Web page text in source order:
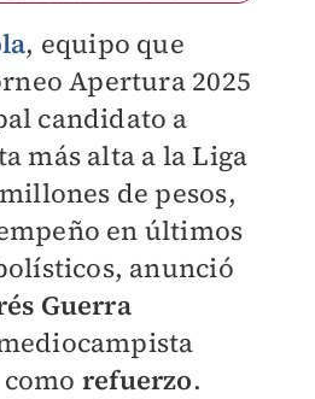
, equipo que
Apertura 2025
candidato a
más alta a la Liga
de pesos,
en últimos
anunció
Guerra
refuerzo.